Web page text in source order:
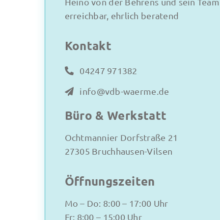
erreichbar, ehrlich beratend
Kontakt
04247 971382
info@vdb-waerme.de
Büro & Werkstatt
Ochtmannier Dorfstraße 21
27305 Bruchhausen-Vilsen
Öffnungszeiten
Mo – Do: 8:00 – 17:00 Uhr
Fr: 8:00 – 15:00 Uhr